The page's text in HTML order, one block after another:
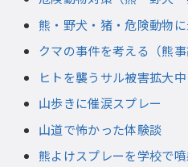
熊・野犬・猪・危険動物
クマの事件を考える（熊事
ヒトを襲うサル被害拡大中
山歩きに催涙スプレー
山道で怖かった体験談
熊よけスプレーを学校で